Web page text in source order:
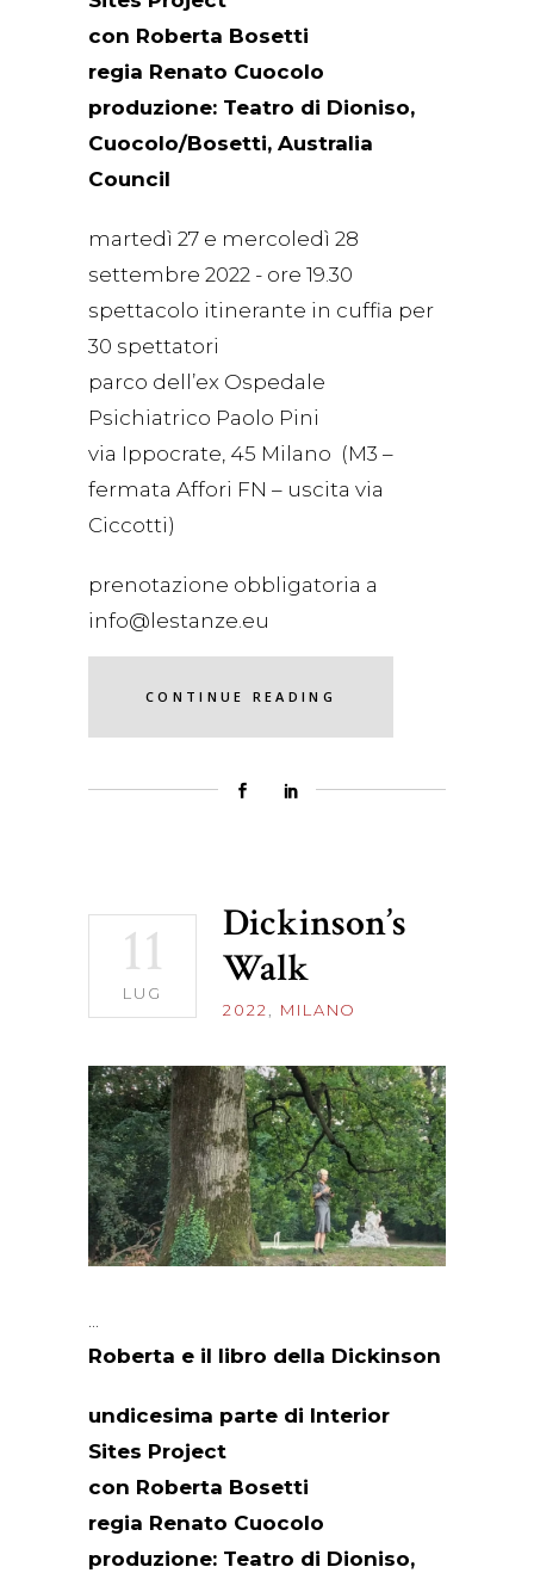
con Roberta Bosetti
regia Renato Cuocolo
produzione: Teatro di Dioniso,
Cuocolo/Bosetti, Australia
Council
martedì 27 e mercoledì 28
settembre 2022 - ore 19.30
spettacolo itinerante in cuffia per
30 spettatori
parco dell’ex Ospedale
Psichiatrico Paolo Pini
via Ippocrate, 45 Milano (M3 –
fermata Affori FN – uscita via
Ciccotti)
prenotazione obbligatoria a
info@lestanze.eu
CONTINUE READING
11
LUG
Dickinson’s
Walk
2022 MILANO
Roberta e il libro della Dickinson
undicesima parte di Interior
Sites Project
con Roberta Bosetti
regia Renato Cuocolo
produzione: Teatro di Dioniso,